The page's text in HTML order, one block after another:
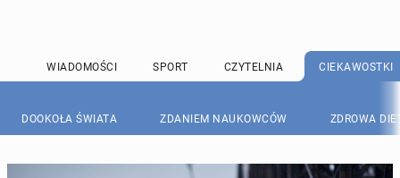
WIADOMOŚCI SPORT CZYTELNIA CIEKAWOSTKI
DOOKOŁA ŚWIATA ZDANIEM NAUKOWCÓW ZDROWA